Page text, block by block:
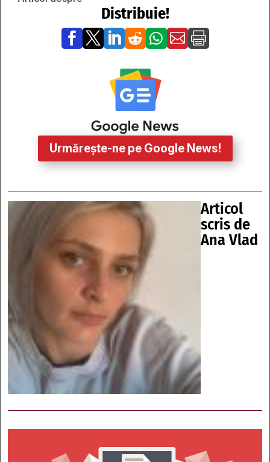
Distribuie!
      
Urmărește-ne pe Google News!
Articol
scris de
Ana Vlad